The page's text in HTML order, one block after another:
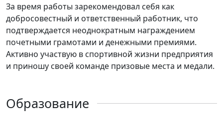
За время работы зарекомендовал себя как
добросовестный и ответственный работник, что
подтверждается неоднократным награждением
почетными грамотами и денежными премиями.
Активно участвую в спортивной жизни предприятия
и приношу своей команде призовые места и медали.
Образование